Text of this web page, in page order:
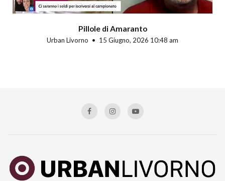
Pillole di Amaranto
Urban Livorno 15 Giugno, 2026 10:48 am